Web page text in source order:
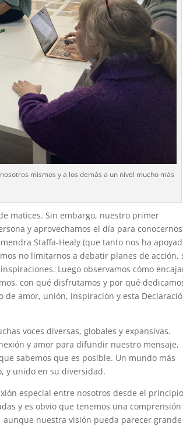
mismos y a los demás a un nivel mucho más
matices. Sin embargo, nuestro primer
y aprovechamos el día para
Staffa-Healy (que tanto nos ha
no limitarnos a debatir planes de acción,
Luego observamos cómo
con qué disfrutamos y por qué
amor, unión, inspiración y esta
voces diversas, globales y expansivas.
y amor para difundir nuestro mensaje,
sabemos que es posible. Un mundo más
y unido en su diversidad.
especial entre nosotros desde el
y es obvio que tenemos una comprensión
nuestra visión pueda parecer